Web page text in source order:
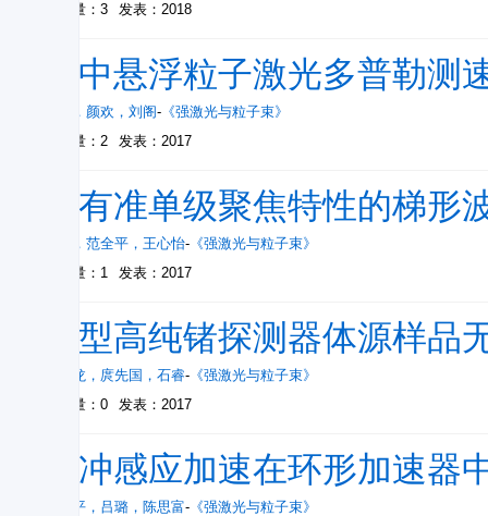
被引量：3
发表：2018
油中悬浮粒子激光多普勒测
， 颜欢 ， 刘阁- 《强激光与粒子束》
被引量：2
发表：2017
具有准单级聚焦特性的梯形
， 范全平 ， 王心怡- 《强激光与粒子束》
被引量：1
发表：2017
井型高纯锗探测器体源样品
郑洪龙 ， 庹先国 ， 石睿- 《强激光与粒子束》
被引量：0
发表：2017
脉冲感应加速在环形加速器
黄子平 ， 吕璐 ， 陈思富- 《强激光与粒子束》